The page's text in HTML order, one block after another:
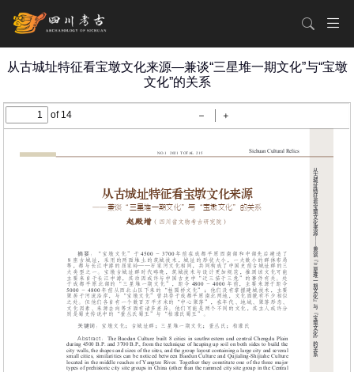
从古城址特征看宝墩文化来源—兼谈“三星堆一期文化”与“宝墩
文化”的关系